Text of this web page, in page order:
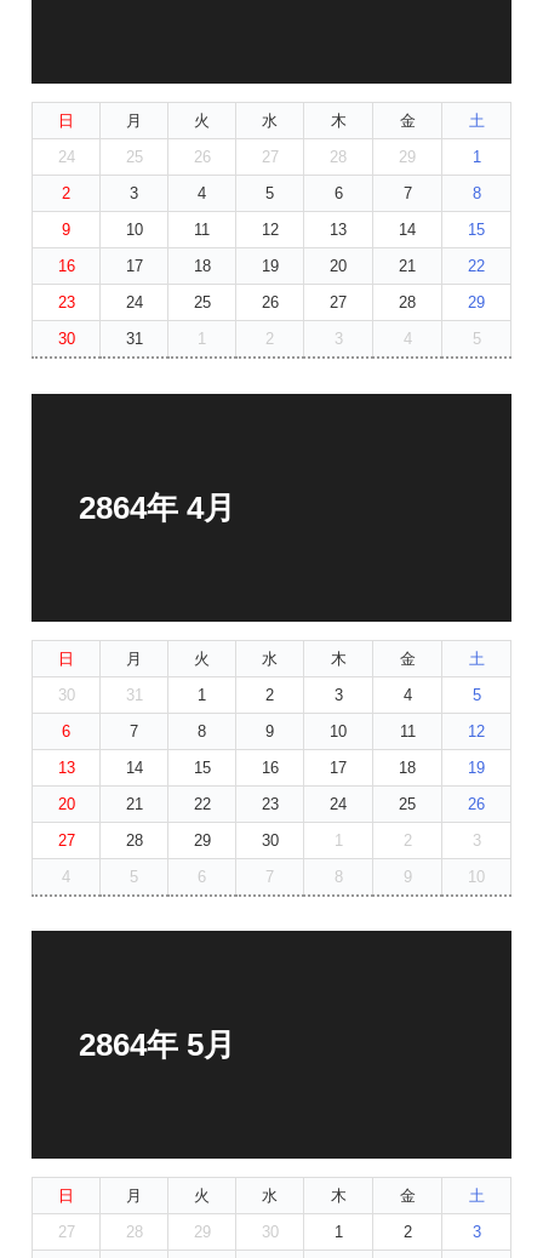
日 月 火 水 木 金
土
24
25 26 27 28 29
1
2
3 4 5 6 7
8
9
10 11 12 13 14
15
16
17 18 19 20 21
22
23
24 25 26 27 28
29
30
31 1 2 3 4 5
2864年 4月
日 月 火 水 木 金
土
30
31 1 2 3 4
5
6
7 8 9 10 11
12
13
14 15 16 17 18
19
20
21 22 23 24 25
26
27
28 29 30 1 2
3
4
5 6 7 8 9 10
2864年 5月
日 月 火 水 木 金
土
27
28 29 30 1 2 3